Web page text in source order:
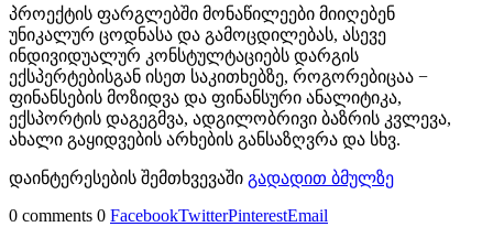
პროექტის ფარგლებში მონაწილეები მიიღებენ
უნიკალურ ცოდნასა და გამოცდილებას, ასევე
ინდივიდუალურ კონსტულტაციებს დარგის
ექსპერტებისგან ისეთ საკითხებზე, როგორებიცაა −
ფინანსების მოზიდვა და ფინანსური ანალიტიკა,
ექსპორტის დაგეგმვა, ადგილობრივი ბაზრის კვლევა,
ახალი გაყიდვების არხების განსაზღვრა და სხვ.
დაინტერესების შემთხვევაში გადადით ბმულზე
0 comments 0 FacebookTwitterPinterestEmail